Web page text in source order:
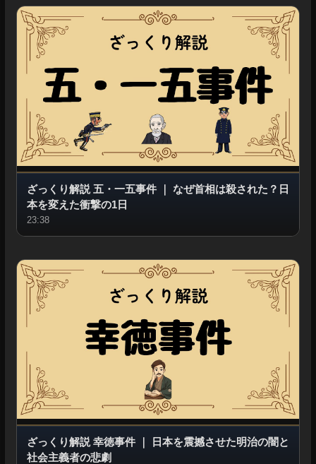
ざっくり解説 五・一五事件｜ なぜ首相は殺された？日
本を変えた衝撃の1日
23:38
ざっくり解説 幸徳事件｜
日本を震撼させた明治の闇と
社会主義者の悲劇